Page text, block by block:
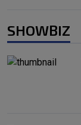
SHOWBIZ